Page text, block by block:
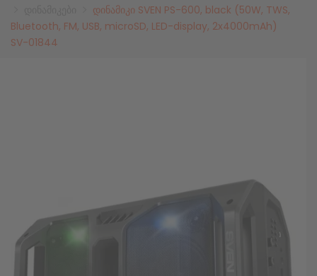
დინამიკი SVEN PS-600, black (50W, TWS,
Bluetooth, FM, USB, microSD, LED-display, 2x4000mAh)
SV-01844